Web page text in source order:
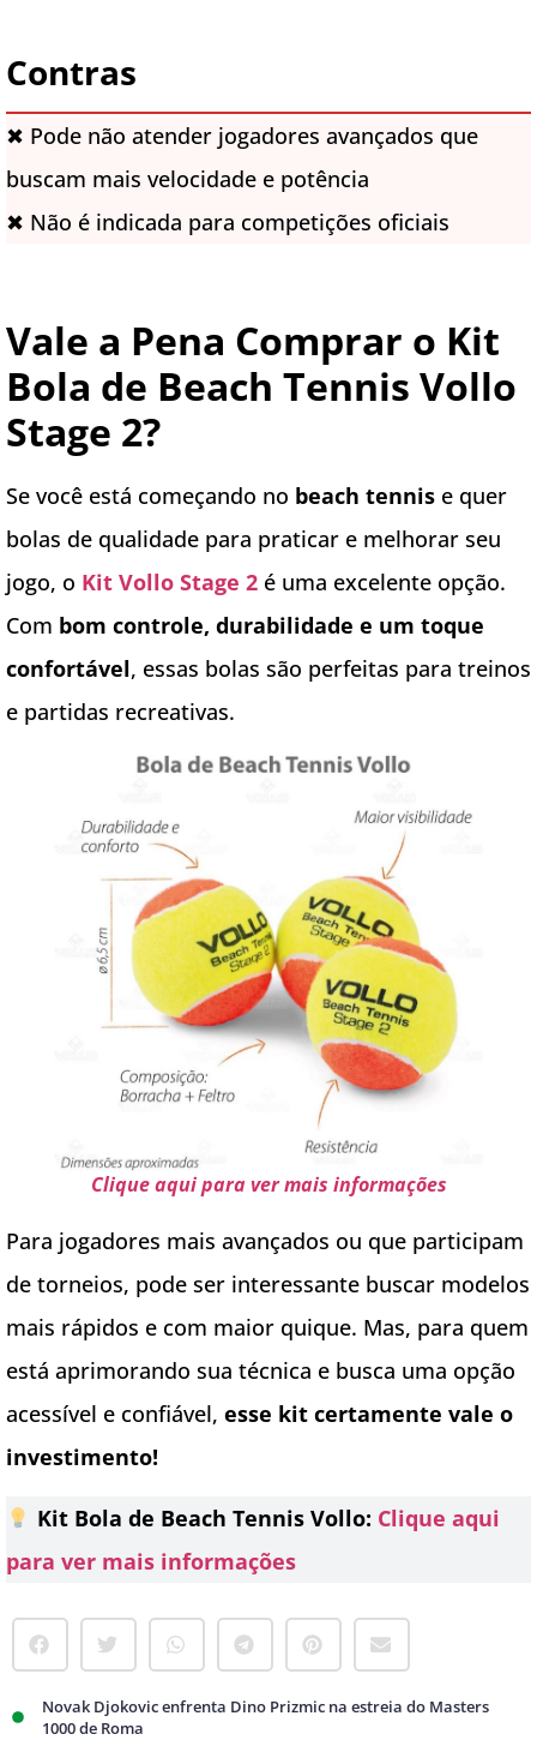
Contras
✖ Pode não atender jogadores avançados que
buscam mais velocidade e potência
✖ Não é indicada para competições oficiais
Vale a Pena Comprar o Kit
Bola de Beach Tennis Vollo
Stage 2?
Se você está começando no beach tennis e quer
bolas de qualidade para praticar e melhorar seu
jogo, o Kit Vollo Stage 2 é uma excelente opção.
Com bom controle, durabilidade e um toque
confortável, essas bolas são perfeitas para treinos
e partidas recreativas.
Clique aqui para ver mais informações
Para jogadores mais avançados ou que participam
de torneios, pode ser interessante buscar modelos
mais rápidos e com maior quique. Mas, para quem
está aprimorando sua técnica e busca uma opção
acessível e confiável, esse kit certamente vale o
investimento!
Kit Bola de Beach Tennis Vollo: Clique aqui
para ver mais informações
Novak Djokovic enfrenta Dino Prizmic na estreia do Masters
1000 de Roma